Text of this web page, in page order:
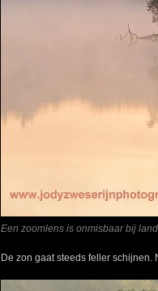
Een zoomlens is onmisbaar bij
De zon gaat steeds feller